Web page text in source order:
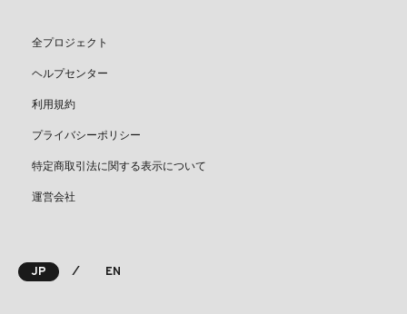
全プロジェクト
ヘルプセンター
利用規約
プライバシーポリシー
特定商取引法に関する表示について
運営会社
JP ⁄ EN